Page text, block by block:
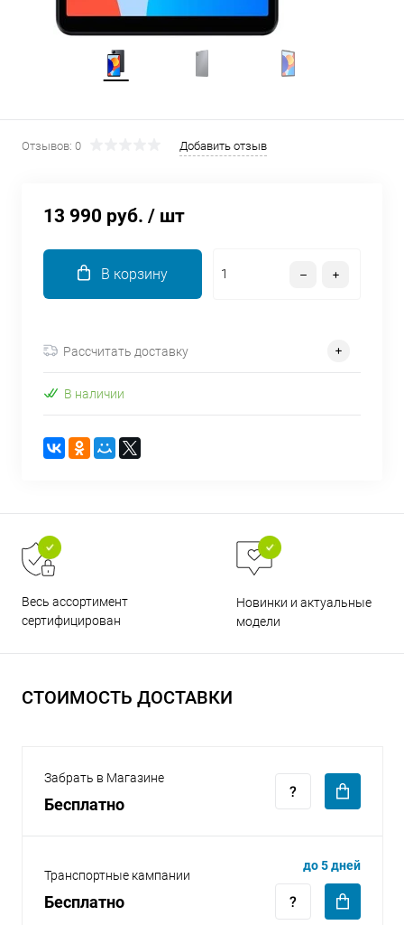
Отзывов: 0 Добавить отзыв
13 990 руб. / шт
В корзину
Рассчитать доставку
В наличии
Весь ассортимент
сертифицирован
Новинки и актуальные
модели
СТОИМОСТЬ ДОСТАВКИ
Забрать в Магазине
Бесплатно
Транспортные кампании
Бесплатно
до 5 дней
Остались вопросы?
8 800 302-02-51